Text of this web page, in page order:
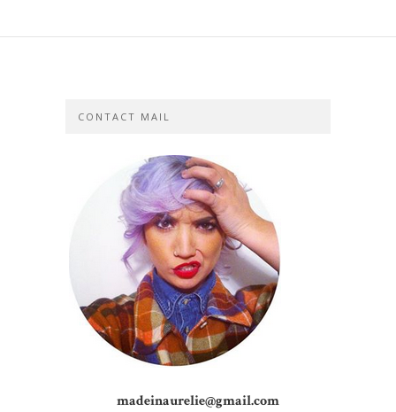
CONTACT MAIL
madeinaurelie@gmail.com